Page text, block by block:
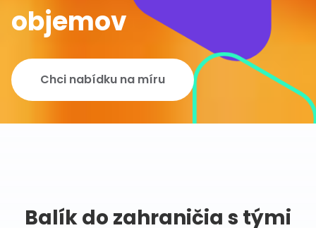
objemov
Chci nabídku na míru
Balík do zahraničia s tými